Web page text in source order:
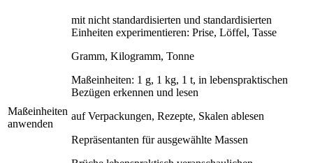
Maßeinheiten
anwenden
mit nicht standardisierten und standardisierten
Einheiten experimentieren: Prise, Löffel, Tasse
Gramm, Kilogramm, Tonne
Maßeinheiten: 1 g, 1 kg, 1 t, in lebenspraktischen
Bezügen erkennen und lesen
auf Verpackungen, Rezepte, Skalen ablesen
Repräsentanten für ausgewählte Massen